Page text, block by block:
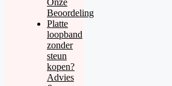
Beoordeling
Platte
loopband
zonder
steun
kopen?
Advies